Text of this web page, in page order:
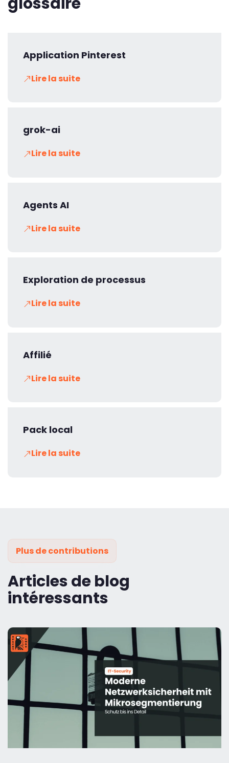
Application Pinterest
Lire la suite
grok-ai
Lire la suite
Agents AI
Lire la suite
Exploration de processus
Lire la suite
Affilié
Lire la suite
Pack local
Lire la suite
Plus de contributions
Articles de blog
intéressants